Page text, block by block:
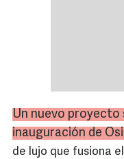
Un nuevo proyecto
inauguración de
de lujo que fusiona